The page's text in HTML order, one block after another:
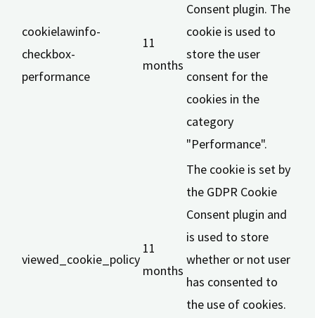
cookielawinfo-
checkbox-
performance
11
months
Consent plugin. The
cookie is used to
store the user
consent for the
cookies in the
category
"Performance".
viewed_cookie_policy
11
months
The cookie is set by
the GDPR Cookie
Consent plugin and
is used to store
whether or not user
has consented to
the use of cookies.